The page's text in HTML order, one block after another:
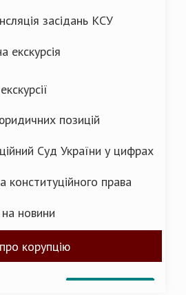
засідань КСУ
екскурсія
позицій
Суд України у цифрах
конституційного права
новини
корупцію